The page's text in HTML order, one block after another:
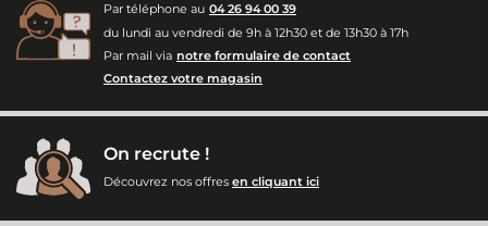
Par téléphone au 04 26 94 00 39
du lundi au vendredi de 9h à 12h30 et de 13h30 à 17h
Par mail via notre formulaire de contact
Contactez votre magasin
On recrute !
Découvrez nos offres en cliquant ici